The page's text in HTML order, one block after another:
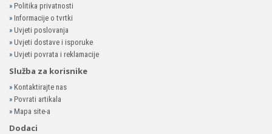
» Politika privatnosti
» Informacije o tvrtki
» Uvjeti poslovanja
» Uvjeti dostave i isporuke
» Uvjeti povrata i reklamacije
Služba za korisnike
» Kontaktirajte nas
» Povrati artikala
» Mapa site-a
Dodaci